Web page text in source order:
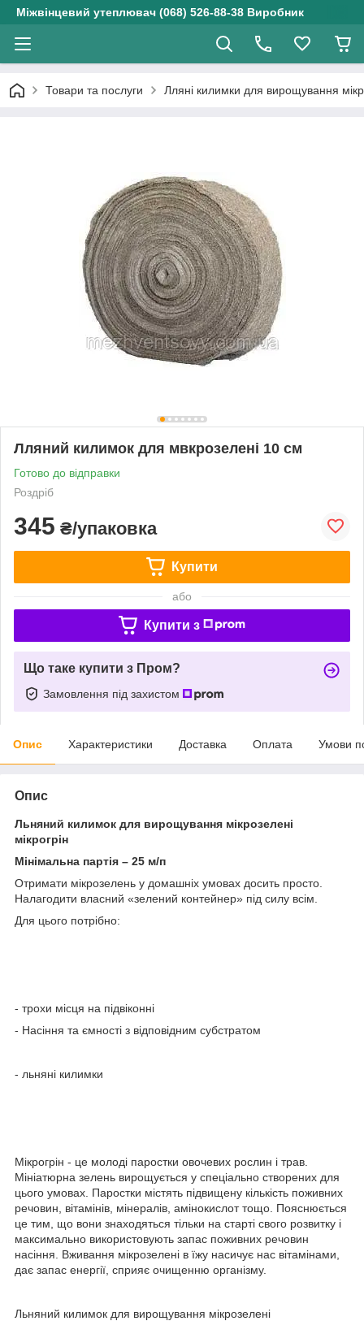
Міжвінцевий утеплювач (068) 526-88-38 Виробник
Товари та послуги Лляні килимки для вирощування
Лляний килимок для мвкрозелені 10 см
Готово до відправки
Роздріб
345 ₴/упаковка
Купити
або
Купити з
Що таке купити з Пром?
Замовлення під захистом
Опис Характеристики Доставка Оплата Умови
Опис
Льняний килимок для вирощування мікрозелені
мікрогрін
Мінімальна партія – 25 м/п
Отримати мікрозелень у домашніх умовах досить просто.
Налагодити власний «зелений контейнер» під силу всім.
Для цього потрібно:
- трохи місця на підвіконні
- Насіння та ємності з відповідним субстратом
- льняні килимки
Мікрогрін - це молоді паростки овочевих рослин і трав.
Мініатюрна зелень вирощується у спеціально створених для
цього умовах. Паростки містять підвищену кількість поживних
речовин, вітамінів, мінералів, амінокислот тощо. Пояснюється
це тим, що вони знаходяться тільки на старті свого розвитку і
максимально використовують запас поживних речовин
насіння. Вживання мікрозелені в їжу насичує нас вітамінами,
дає запас енергії, сприяє очищенню організму.
Льняний килимок для вирощування мікрозелені